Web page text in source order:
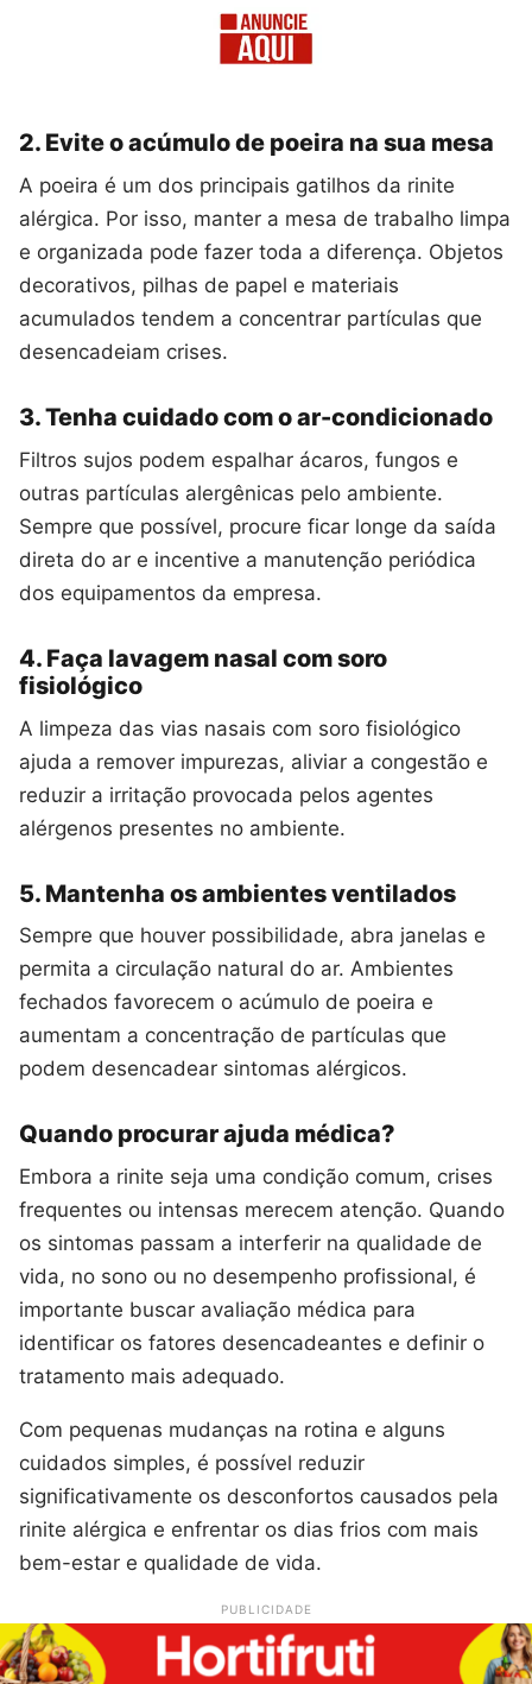
2. Evite o acúmulo de poeira na sua mesa
A poeira é um dos principais gatilhos da rinite
alérgica. Por isso, manter a mesa de trabalho limpa
e organizada pode fazer toda a diferença. Objetos
decorativos, pilhas de papel e materiais
acumulados tendem a concentrar partículas que
desencadeiam crises.
3. Tenha cuidado com o ar-condicionado
Filtros sujos podem espalhar ácaros, fungos e
outras partículas alergênicas pelo ambiente.
Sempre que possível, procure ficar longe da saída
direta do ar e incentive a manutenção periódica
dos equipamentos da empresa.
4. Faça lavagem nasal com soro
fisiológico
A limpeza das vias nasais com soro fisiológico
ajuda a remover impurezas, aliviar a congestão e
reduzir a irritação provocada pelos agentes
alérgenos presentes no ambiente.
5. Mantenha os ambientes ventilados
Sempre que houver possibilidade, abra janelas e
permita a circulação natural do ar. Ambientes
fechados favorecem o acúmulo de poeira e
aumentam a concentração de partículas que
podem desencadear sintomas alérgicos.
Quando procurar ajuda médica?
Embora a rinite seja uma condição comum, crises
frequentes ou intensas merecem atenção. Quando
os sintomas passam a interferir na qualidade de
vida, no sono ou no desempenho profissional, é
importante buscar avaliação médica para
identificar os fatores desencadeantes e definir o
tratamento mais adequado.
Com pequenas mudanças na rotina e alguns
cuidados simples, é possível reduzir
significativamente os desconfortos causados pela
rinite alérgica e enfrentar os dias frios com mais
bem-estar e qualidade de vida.
PUBLICIDADE